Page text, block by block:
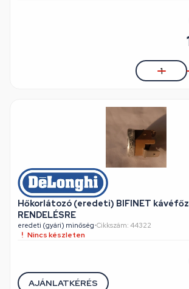
Hőkorlátozó (eredeti) BIFINET
RENDELÉSRE
eredeti (gyári) minőség•Cikkszám: 44322
Nincs készleten
AJÁNLATKÉRÉS